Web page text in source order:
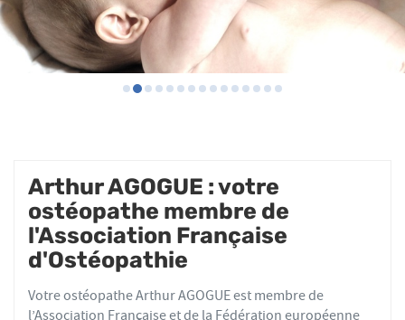
Arthur AGOGUE : votre
ostéopathe membre de
l'Association Française
d'Ostéopathie
Votre ostéopathe Arthur AGOGUE est membre de
l’Association Française et de la Fédération européenne